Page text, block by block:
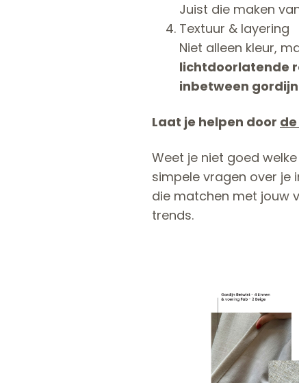
Juist die maken
Textuur & layering
Niet alleen kleur,
lichtdoorlatende
inbetween gordijn
Laat je helpen door
Weet je niet goed
simpele vragen over je
die matchen met jouw
trends.